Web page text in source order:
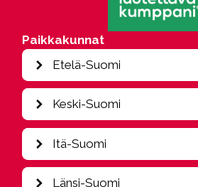
Paikkakunnat
Etelä-Suomi
Espoo
Hamina
Heinola
Keski-Suomi
Jyväskylä
Kajaani
Kouvola
Itä-Suomi
Iisalmi
Länsi-Suomi